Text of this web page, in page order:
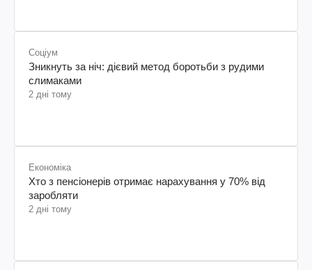
Соціум
Зникнуть за ніч: дієвий метод боротьби з рудими
слимаками
2 дні тому
Економіка
Хто з пенсіонерів отримає нарахування у 70% від
заробляти
2 дні тому